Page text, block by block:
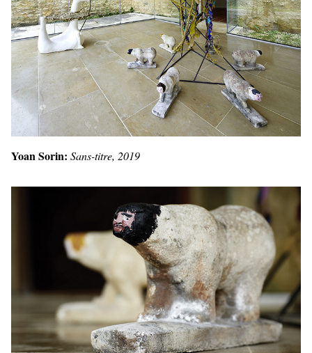
Yoan Sorin: Sans-titre, 2019